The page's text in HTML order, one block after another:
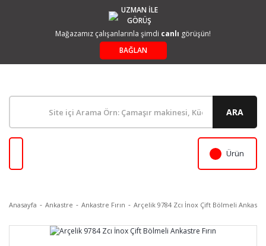
UZMAN İLE
GÖRÜŞ
Mağazamız çalışanlarınla şimdi canlı görüşün!
BAĞLAN
ARA
Ürün
Anasayfa Ankastre Ankastre Fırın Arçelik 9784 Zcı İnox Çift Bölmeli Ankastre